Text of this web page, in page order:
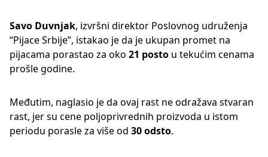
Savo Duvnjak, izvršni direktor Poslovnog udruženja
“Pijace Srbije”, istakao je da je ukupan promet na
pijacama porastao za oko 21 posto u tekućim cenama
prošle godine.
Međutim, naglasio je da ovaj rast ne odražava stvaran
rast, jer su cene poljoprivrednih proizvoda u istom
periodu porasle za više od 30 odsto.